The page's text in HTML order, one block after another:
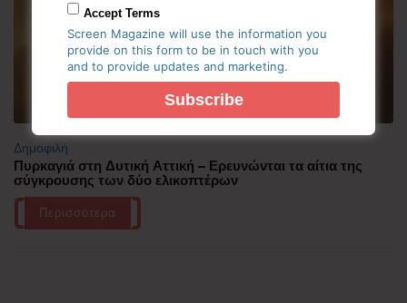
Δημοφιλή
Πυρκαγιά στη Δυτική Αττική – Ερευνώνται τα αίτια της
σύγκρουσης των δύο ελικοπτέρων
Περισσότερα
Accept Terms
Screen Magazine will use the information you
provide on this form to be in touch with you
and to provide updates and marketing.